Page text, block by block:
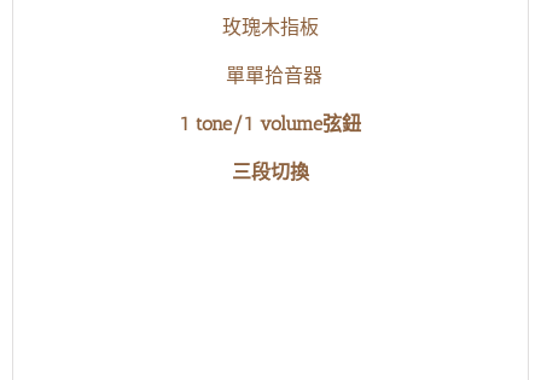
玫瑰木指板
單單拾音器
1 tone/1 volume弦鈕
三段切換